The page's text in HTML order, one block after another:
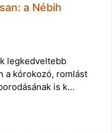
a Nébih
legkedveltebb
a kórokozó, romlást
is k…